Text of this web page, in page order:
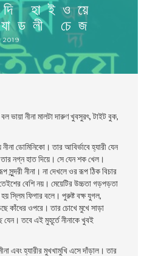
হাইওয়ে
চেজ
2019
নীনা মালটা দারুণ খুবসুরৎ, টাইট বুক,
ডােমিনিকো। তার আবির্ভাবে হ্যারী যেন
নগ্ন হাত দিয়ে। সে যেন শক খেল।
সুন্দরী নীনা। না দেখলে ওর রূপ ঠিক বিচার
বেশি নয়। মেয়েটির উচ্চতা গড়পড়তা
স্লিম ফিগার বলে। পুরুষ্ট বক্ষ যুগল,
কাঁধের ওপরে। তার চোখে মুখে সাড়া
তবে এই মুহূর্তে নীনাকে খুবই
এবং হ্যারীর মুখখামুখি এসে দাঁড়াল। তার